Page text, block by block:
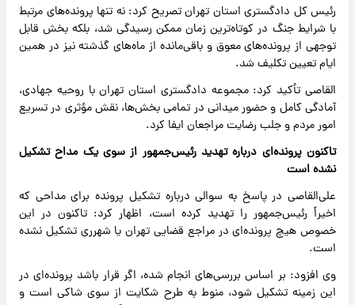
رئیس کل دادگستری استان تهران تصریح کرد: نه تنها پرونده‌های مرتبط
با شرایط جنگ در کوتاه‌ترین زمان ممکن رسیدگی شد، بلکه بخش قابل
توجهی از پرونده‌های معوق و باقی‌مانده از ماه‌های گذشته نیز در همین
ایام تعیین تکلیف شد.
القاصی تأکید کرد: مجموعه دادگستری استان تهران با روحیه جهادی،
آمادگی کامل و حضور میدانی در تمامی بخش‌ها، نقش مؤثری در تسریع
امور مردم و جلب رضایت مراجعان ایفا کرد.
تاکنون پرونده‌ای درباره تهدید رئیس‌جمهور از سوی یک مداح تشکیل
نشده است
علی‌القاصی در پاسخ به سوالی درباره تشکیل پرونده برای مداحی که
اخیراً رئیس‌جمهور را تهدید کرده است، اظهار کرد: تاکنون در این
خصوص هیچ پرونده‌ای در مراجع قضایی تهران یا شهرری تشکیل نشده
است.
وی افزود: بر اساس بررسی‌های انجام شده، اگر قرار باشد پرونده‌ای در
این زمینه تشکیل شود، منوط به طرح شکایت از سوی شاکی است و